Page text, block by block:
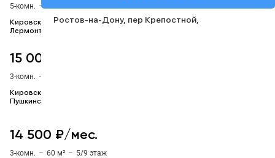
5-комн. –
Кировский район, ул
Лермонтовская, 227
15 000 ₽/мес.
3-комн. –
Кировский район, ул
Пушкинская, 197
14 500 ₽/мес.
3-комн. – 60 м² – 5/9 этаж
Ростов-на-Дону пер Крепостной